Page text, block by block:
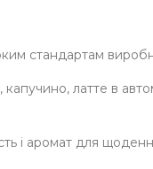
стандартам
латте в
і аромат для